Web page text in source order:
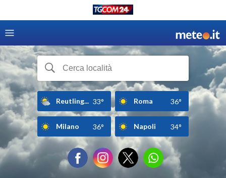
Reutling... 33° Roma 36°
Milano 36° Napoli 34°